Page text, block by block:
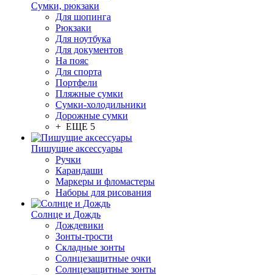
Сумки, рюкзаки
Для шопинга
Рюкзаки
Для ноутбука
Для документов
На пояс
Для спорта
Портфели
Пляжные сумки
Сумки-холодильники
Дорожные сумки
+ ЕЩЕ 5
Пишущие аксессуары
Ручки
Карандаши
Маркеры и фломастеры
Наборы для рисования
Солнце и Дождь
Дождевики
Зонты-трости
Складные зонты
Солнцезащитные очки
Солнцезащитные зонты